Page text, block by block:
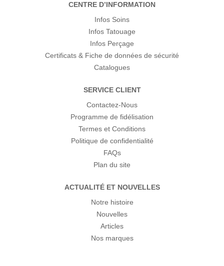
CENTRE D’INFORMATION
Infos Soins
Infos Tatouage
Infos Perçage
Certificats & Fiche de données de sécurité
Catalogues
SERVICE CLIENT
Contactez-Nous
Programme de fidélisation
Termes et Conditions
Politique de confidentialité
FAQs
Plan du site
ACTUALITÉ ET NOUVELLES
Notre histoire
Nouvelles
Articles
Nos marques